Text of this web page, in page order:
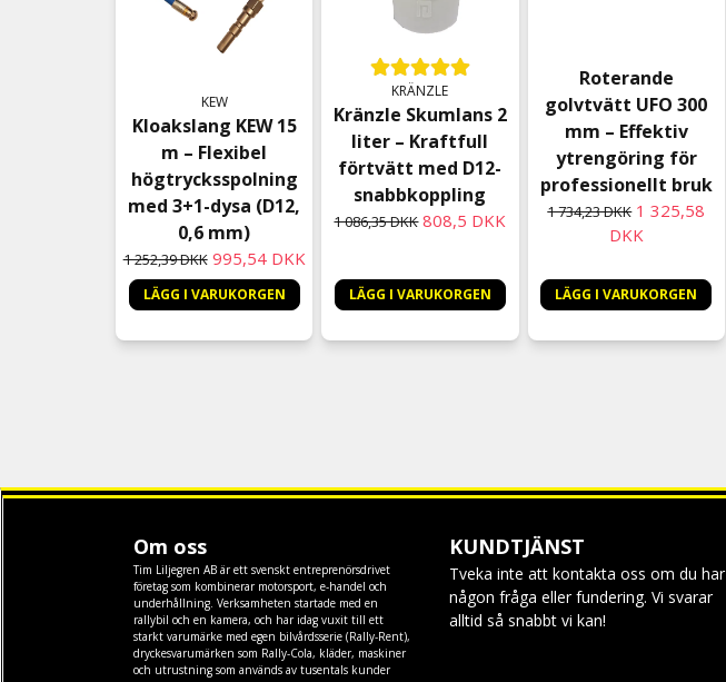
KEW
Kloakslang KEW 15
m – Flexibel
högtrycksspolning
med 3+1-dysa (D12,
0,6 mm)
1 252,39 DKK 995,54 DKK
LÄGG I VARUKORGEN
KRÄNZLE
Kränzle Skumlans 2
liter – Kraftfull
förtvätt med D12-
snabbkoppling
1 086,35 DKK 808,5 DKK
LÄGG I VARUKORGEN
Roterande
golvtvätt UFO 300
mm – Effektiv
ytrengöring för
professionellt bruk
1 734,23 DKK 1 325,58
DKK
LÄGG I VARUKORGEN
Om oss
Tim Liljegren AB är ett svenskt entreprenörsdrivet
företag som kombinerar motorsport, e-handel och
underhållning. Verksamheten startade med en
rallybil och en kamera, och har idag vuxit till ett
starkt varumärke med egen bilvårdsserie (Rally-Rent),
dryckesvarumärken som Rally-Cola, kläder, maskiner
och utrustning som används av tusentals kunder
KUNDTJÄNST
Tveka inte att kontakta oss om du har
någon fråga eller fundering. Vi svarar
alltid så snabbt vi kan!